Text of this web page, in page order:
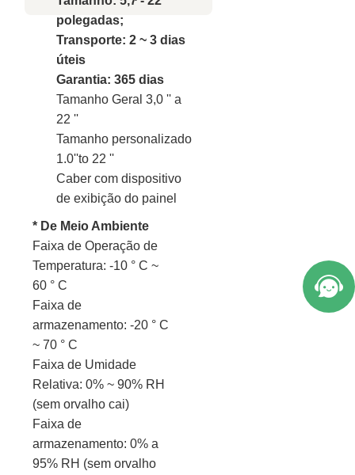
polegadas;
Transporte: 2 ~ 3 dias
úteis
Garantia: 365 dias
Tamanho Geral 3,0 '' a
22 ''
Tamanho personalizado
1.0''to 22 ''
Caber com dispositivo
de exibição do painel
* De Meio Ambiente
Faixa de Operação de
Temperatura: -10 ° C ~
60 ° C
Faixa de
armazenamento: -20 ° C
~ 70 ° C
Faixa de Umidade
Relativa: 0% ~ 90% RH
(sem orvalho cai)
Faixa de
armazenamento: 0% a
95% RH (sem orvalho